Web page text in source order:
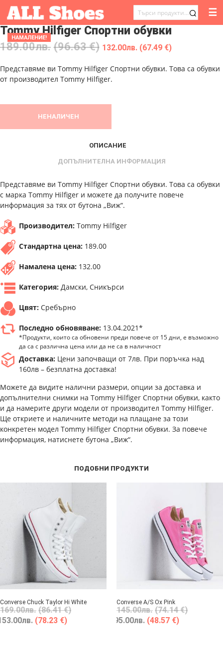
ТЪРСЕНЕ
ЗА:
☰
НАМАЛЕНИЕ!
Tommy Hilfiger Спортни обувки
189.00лв. (96.63 €) 132.00лв. (67.49 €)
Представяме ви Tommy Hilfiger Спортни обувки. Това са обувки
от производител Tommy Hilfiger.
НЕНАЛИЧЕН
ОПИСАНИЕ
ДОПЪЛНИТЕЛНА ИНФОРМАЦИЯ
Представяме ви Tommy Hilfiger Спортни обувки. Това са обувки
с марка Tommy Hilfiger и можете да получите повече
информация за тях от бутона „Виж“.
Производител: Tommy Hilfiger
Стандартна цена: 189.00
Намалена цена: 132.00
Категория: Дамски, Сникърси
Цвят: Сребърно
Последно обновяване: 13.04.2021*
*Продукти, които са обновени преди повече от 15 дни, е възможно
да са с различна цена или да не са в наличност
Доставка: Цени започващи от 7лв. При поръчка над
160лв – безплатна доставка!
Можете да видите налични размери, опции за доставка и
допълнителни снимки на Tommy Hilfiger Спортни обувки, както
и да намерите други модели от производител Tommy Hilfiger.
Ще откриете и наличните методи на плащане за този
конкретен модел Tommy Hilfiger Спортни обувки. За повече
информация, натиснете бутона „Виж“.
ПОДОБНИ ПРОДУКТИ
Converse Chuck Taylor Hi White
169.00лв. (86.41 €)
лв. (78.23 €)
Converse A/S Ox Pink
145.00лв. (74.14 €)
95.00лв. (48.57 €)